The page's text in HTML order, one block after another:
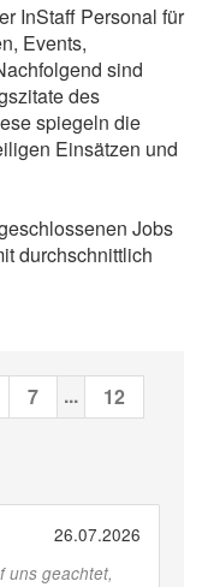
InStaff Personal für
Events,
sind
des
spiegeln die
Einsätzen und
Jobs
durchschnittlich
7 ... 12
26.07.2026
uns geachtet,